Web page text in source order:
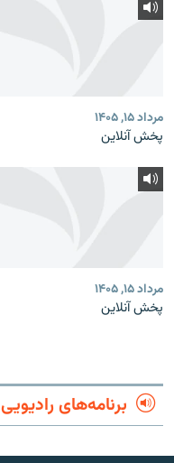
مرداد ۱۵, ۱۴۰۵
پخش آنلاین
مرداد ۱۵, ۱۴۰۵
پخش آنلاین
برنامه‌های رادیویی